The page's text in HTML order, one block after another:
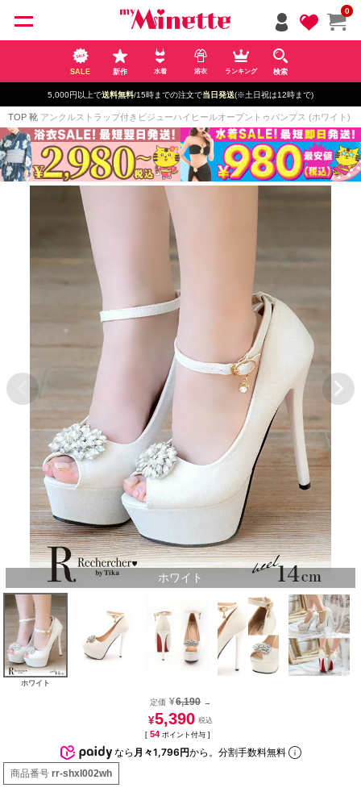
0
SALE 新作 水着 浴衣 ランキング 検索
5,000円以上で送料無料/15時までの注文で当日発送(※土日祝は12時まで)
TOP 靴 アンクルストラップ付きビジューハイヒールオープントゥパンプス (ホワイト)
ホワイト
ホワイト
定価 ¥6,190 →
¥5,390
[ 54 ポイント付与 ]
なら 月々1,796円から。分割手数料無料
商品番号 rr-shxl002wh
ペー
ジト
ップ